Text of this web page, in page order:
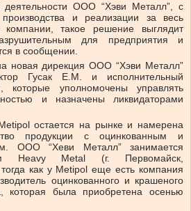
деятельности ООО “Хэви Металл”, с
и реализации за весь
компании, такое решение выглядит
для предприятия и
в сообщении.
новая дирекция ООО “Хэви Металл”
Гусак Е.М. и исполнительный
которые уполномочены управлять
и назначены ликвидаторами
остается на рынке и намерена
продукции с оцинкованным и
ООО “Хеви Металл” занимается
Heavy Metal (г. Первомайск,
как у Metipol еще есть компания
оцинкованного и крашеного
которая была приобретена осенью